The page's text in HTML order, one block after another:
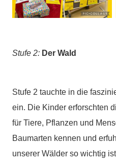
Stufe 2: Der Wald
Stufe 2 tauchte in die
ein. Die Kinder erforschten
für Tiere, Pflanzen und
Baumarten kennen und
unserer Wälder so wichtig